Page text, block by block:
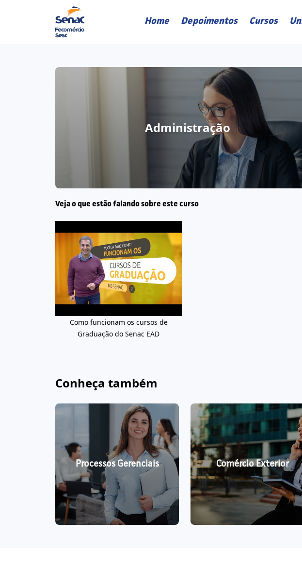
Home Depoimentos Cursos
Administração
Veja o que estão falando sobre este curso
Como funcionam os cursos de
Graduação do Senac EAD
Conheça também
Processos Gerenciais Comércio Exterior